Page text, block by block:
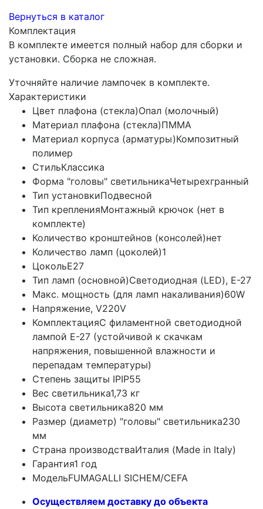
Вернуться в каталог
Комплектация
В комплекте имеется полный набор для сборки и
установки. Сборка не сложная.
Уточняйте наличие лампочек в комплекте.
Характеристики
Цвет плафона (стекла)Опал (молочный)
Материал плафона (стекла)ПММА
Материал корпуса (арматуры)Композитный
полимер
СтильКлассика
Форма "головы" светильникаЧетырехгранный
Тип установкиПодвесной
Тип крепленияМонтажный крючок (нет в
комплекте)
Количество кронштейнов (консолей)нет
Количество ламп (цоколей)1
ЦокольE27
Тип ламп (основной)Светодиодная (LED), Е-27
Макс. мощность (для ламп накаливания)60W
Напряжение, V220V
КомплектацияС филаментной светодиодной
лампой E-27 (устойчивой к скачкам
напряжения, повышенной влажности и
перепадам температуры)
Степень защиты IPIP55
Вес светильника1,73 кг
Высота светильника820 мм
Размер (диаметр) "головы" светильника230
мм
Страна производстваИталия (Made in Italy)
Гарантия1 год
МодельFUMAGALLI SICHEM/CEFA
Осуществляем доставку до объекта